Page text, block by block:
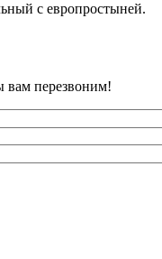
с европростыней.
вам перезвоним!